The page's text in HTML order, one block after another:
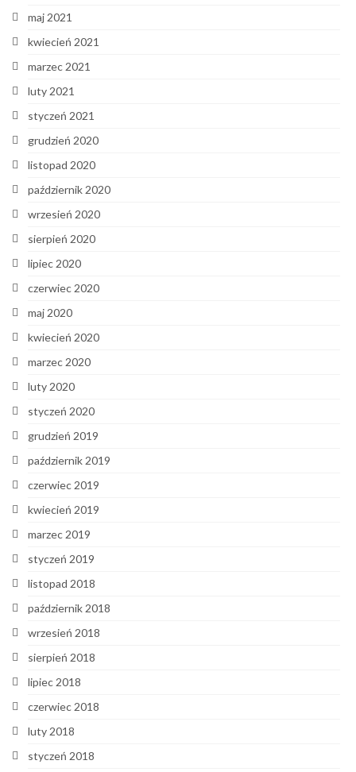
maj 2021
kwiecień 2021
marzec 2021
luty 2021
styczeń 2021
grudzień 2020
listopad 2020
październik 2020
wrzesień 2020
sierpień 2020
lipiec 2020
czerwiec 2020
maj 2020
kwiecień 2020
marzec 2020
luty 2020
styczeń 2020
grudzień 2019
październik 2019
czerwiec 2019
kwiecień 2019
marzec 2019
styczeń 2019
listopad 2018
październik 2018
wrzesień 2018
sierpień 2018
lipiec 2018
czerwiec 2018
luty 2018
styczeń 2018